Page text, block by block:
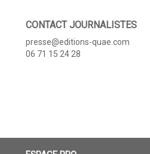
CONTACT JOURNALISTES
presse@editions-quae.com
06 71 15 24 28